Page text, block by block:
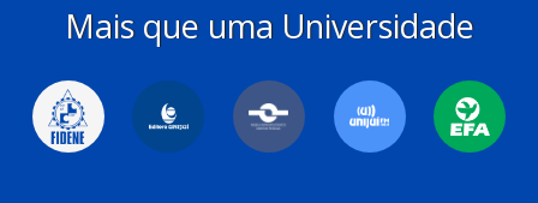
Mais que uma Universidade